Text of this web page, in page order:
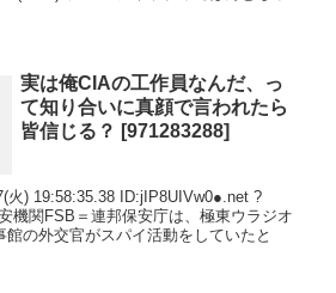
実は俺CIAの工作員なんだ、っ
て知り合いに真顔で言われたら
皆信じる？ [971283288]
火) 19:58:35.38 ID:jIP8UIVw0●.net ?
機関FSB＝連邦保安庁は、極東ウラジオ
の外交官がスパイ活動をしていたと